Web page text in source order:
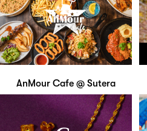
AnMour Cafe @ Sutera